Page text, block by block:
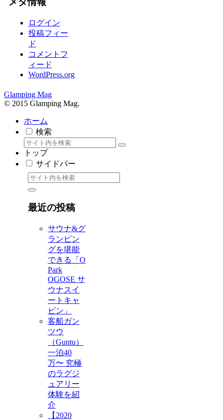
ログイン
投稿フィー
ド
コメントフ
ィード
WordPress.org
Glamping Mag
© 2015 Glamping Mag.
ホーム
検索
トップ
サイドバー
最近の投稿
サウナ&グ
ランピン
グを堪能
できる「O
Park
OGOSE サ
ウナスイ
ートキャ
ビン」
客船ガン
ツウ
（Guntu）
一泊40
万〜 究極
のラグジ
ュアリー
体験を紹
介
【2020